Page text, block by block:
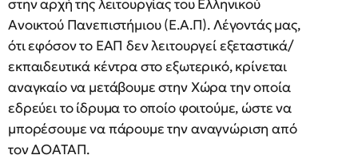
στην αρχή της λειτουργίας του Ελληνικού
Ανοικτού Πανεπιστήμιου (Ε.Α.Π). Λέγοντάς μας,
ότι εφόσον το ΕΑΠ δεν λειτουργεί εξεταστικά/
εκπαιδευτικά κέντρα στο εξωτερικό, κρίνεται
αναγκαίο να μετάβουμε στην Χώρα την οποία
εδρεύει το ίδρυμα το οποίο φοιτούμε, ώστε να
μπορέσουμε να πάρουμε την αναγνώριση από
τον ΔΟΑΤΑΠ.